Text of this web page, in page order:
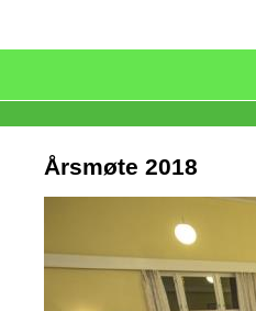
Årsmøte 2018